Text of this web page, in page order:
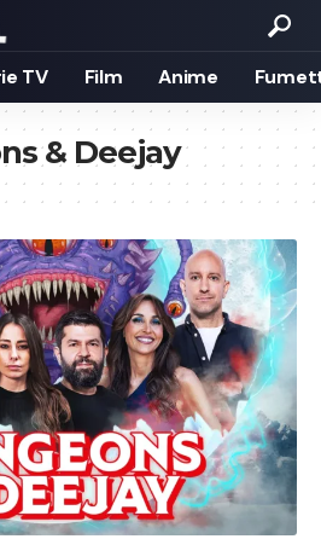
TV Film Anime
& Deejay